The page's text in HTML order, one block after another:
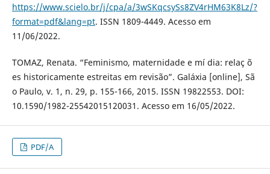
https://www.scielo.br/j/cpa/a/3wSKqcsySs8ZV4rHM63K8Lz/?
format=pdf&lang=pt. ISSN 1809-4449. Acesso em
11/06/2022.
TOMAZ, Renata. “Feminismo, maternidade e mí dia: relaç õ
es historicamente estreitas em revisão”. Galáxia [online], Sã
o Paulo, v. 1, n. 29, p. 155-166, 2015. ISSN 19822553. DOI:
10.1590/1982-25542015120031. Acesso em 16/05/2022.
PDF/A